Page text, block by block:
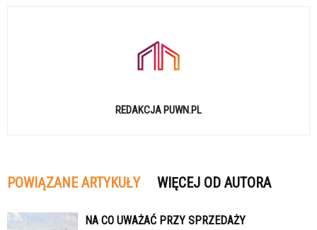
REDAKCJA PUWN.PL
POWIĄZANE ARTYKUŁY WIĘCEJ OD AUTORA
NA CO UWAŻAĆ PRZY SPRZEDAŻY